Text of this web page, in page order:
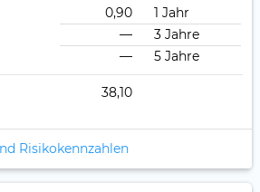
0,90
1 Jahr
—
3 Jahre
—
5 Jahre
38,10
Risikokennzahlen